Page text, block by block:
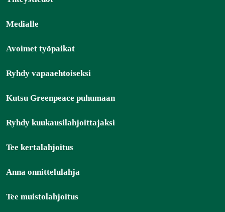
Medialle
Avoimet työpaikat
Ryhdy vapaaehtoiseksi
Kutsu Greenpeace puhumaan
Ryhdy kuukausilahjoittajaksi
Tee kertalahjoitus
Anna onnittelulahja
Tee muistolahjoitus